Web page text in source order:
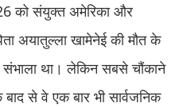
को संयुक्त अमेरिका और
अयातुल्ला खामेनेई की मौत के
संभाला था। लेकिन सबसे चौंकाने
से वे एक बार भी सार्वजनिक